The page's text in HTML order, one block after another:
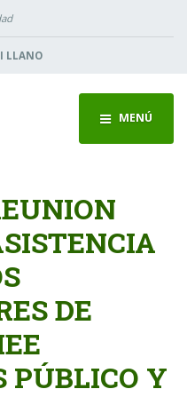
LLANO
MENÚ
DE
PÚBLICO Y